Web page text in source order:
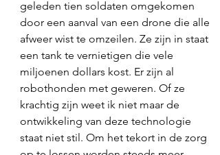
geleden tien soldaten omgekomen
door een aanval van een drone die alle
afweer wist te omzeilen. Ze zijn in staat
een tank te vernietigen die vele
miljoenen dollars kost. Er zijn al
robothonden met geweren. Of ze
krachtig zijn weet ik niet maar de
ontwikkeling van deze technologie
staat niet stil. Om het tekort in de zorg